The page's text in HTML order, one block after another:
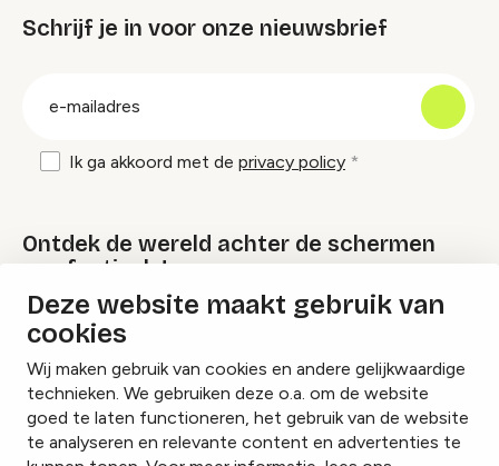
Deze website maakt gebruik van
cookies
Wij maken gebruik van cookies en andere gelijkwaardige
technieken. We gebruiken deze o.a. om de website
goed te laten functioneren, het gebruik van de website
te analyseren en relevante content en advertenties te
Schrijf je in voor onze nieuwsbrief
Ik ga akkoord met de privacy policy
Ontdek de wereld achter de schermen
van festivals!
Lees onze Festival Specials
InstagramFacebookLinkedIn